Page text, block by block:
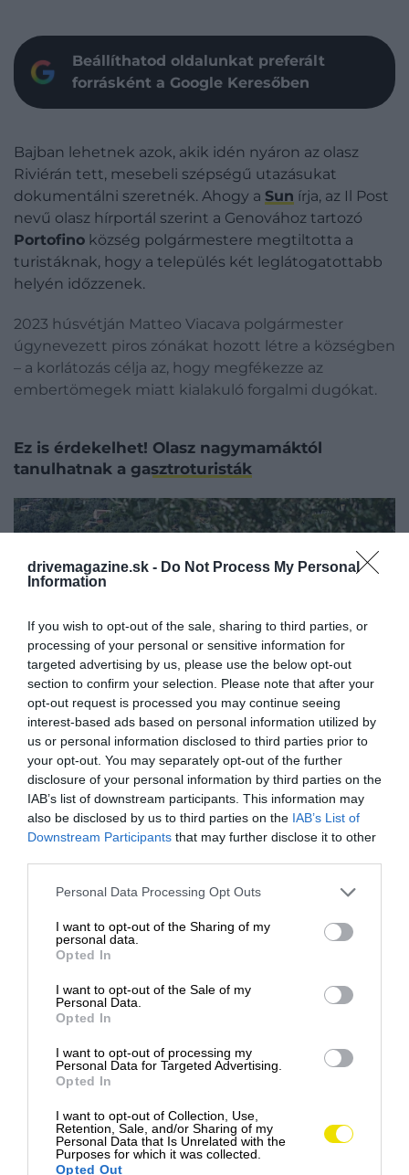
drivemagazine.sk - Do Not Process My Personal
Information
If you wish to opt-out of the sale, sharing to third parties, or
processing of your personal or sensitive information for
targeted advertising by us, please use the below opt-out
section to confirm your selection. Please note that after your
opt-out request is processed you may continue seeing
interest-based ads based on personal information utilized by
us or personal information disclosed to third parties prior to
your opt-out. You may separately opt-out of the further
disclosure of your personal information by third parties on the
IAB’s list of downstream participants. This information may
also be disclosed by us to third parties on the IAB’s List of
Downstream Participants that may further disclose it to other
Please note that this website/app uses one or more Google
not limited to your visit or usage behaviour. You may click to
grant or deny consent to Google and its third-party tags to
use your data for below specified purposes in below Google
consent section.
Personal Data Processing Opt Outs
I want to opt-out of the Sharing of my
personal data.
Opted In
I want to opt-out of the Sale of my
Personal Data.
Opted In
I want to opt-out of processing my
Personal Data for Targeted Advertising.
Opted In
I want to opt-out of Collection, Use,
Retention, Sale, and/or Sharing of my
Personal Data that Is Unrelated with the
Purposes for which it was collected.
Opted Out
Beállíthatod oldalunkat preferált
forrásként a Google Keresőben
Bajban lehetnek azok, akik idén nyáron az olasz
Riviérán tett, mesebeli szépségű utazásukat
dokumentálni szeretnék. Ahogy a Sun írja, az Il Post
nevű olasz hírportál szerint a Genovához tartozó
Portofino község polgármestere megtiltotta a
turistáknak, hogy a település két leglátogatottabb
helyén időzzenek.
2023 húsvétján Matteo Viacava polgármester
úgynevezett piros zónákat hozott létre a községben
– a korlátozás célja az, hogy megfékezze az
embertömegek miatt kialakuló forgalmi dugókat.
Ez is érdekelhet! Olasz nagymamáktól
tanulhatnak a gasztroturisták
Fotó:Slim Emcee/Unsplash
Bár az intézkedés elég drasztikus, egészen érthető,
ha figyelembe vesszük, hogy az utazók tömege
nyáron mennyi kellemetlenséget okoz a helyiek
számára. Értelemszerűen ezek a problémák a
település legszebb pontjain a leginkább tetten
hogy körülnézhessenek és szelfizhessenek a város
gyönyörű partján – ezzel viszont elzárják az utakat
A tavaly bevezetett várakozási tilalom értelmében
piros zónákban 10:30 és 18:00 között, 270 eurós,
nagyjából 100 000 forintos bírságra számíthat.
Bár a szabályok nem tiltják szó szerint a
fényképezést, a torlódást javarészt azok a turisták
okozzák, akik megállnak fotózni.